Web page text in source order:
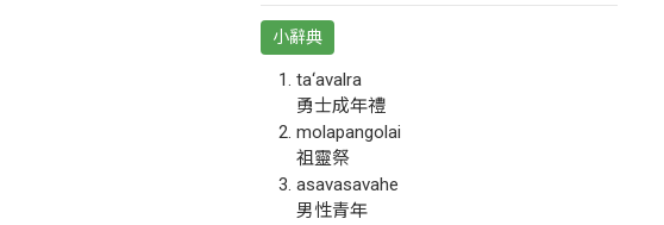
小辭典
ta‘avalra
勇士成年禮
molapangolai
祖靈祭
asavasavahe
男性青年